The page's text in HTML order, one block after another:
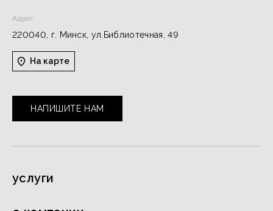
Адрес
220040, г. Минск, ул.Библиотечная, 49
На карте
НАПИШИТЕ НАМ
услуги